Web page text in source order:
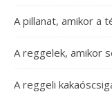
A pillanat, amikor a
A reggelek, amikor
A reggeli